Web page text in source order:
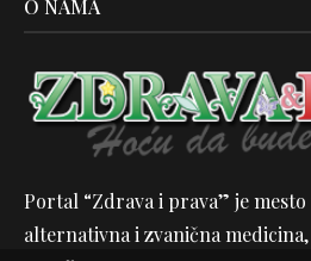
O NAMA
Portal “Zdrava i prava” je
alternativna i zvanična